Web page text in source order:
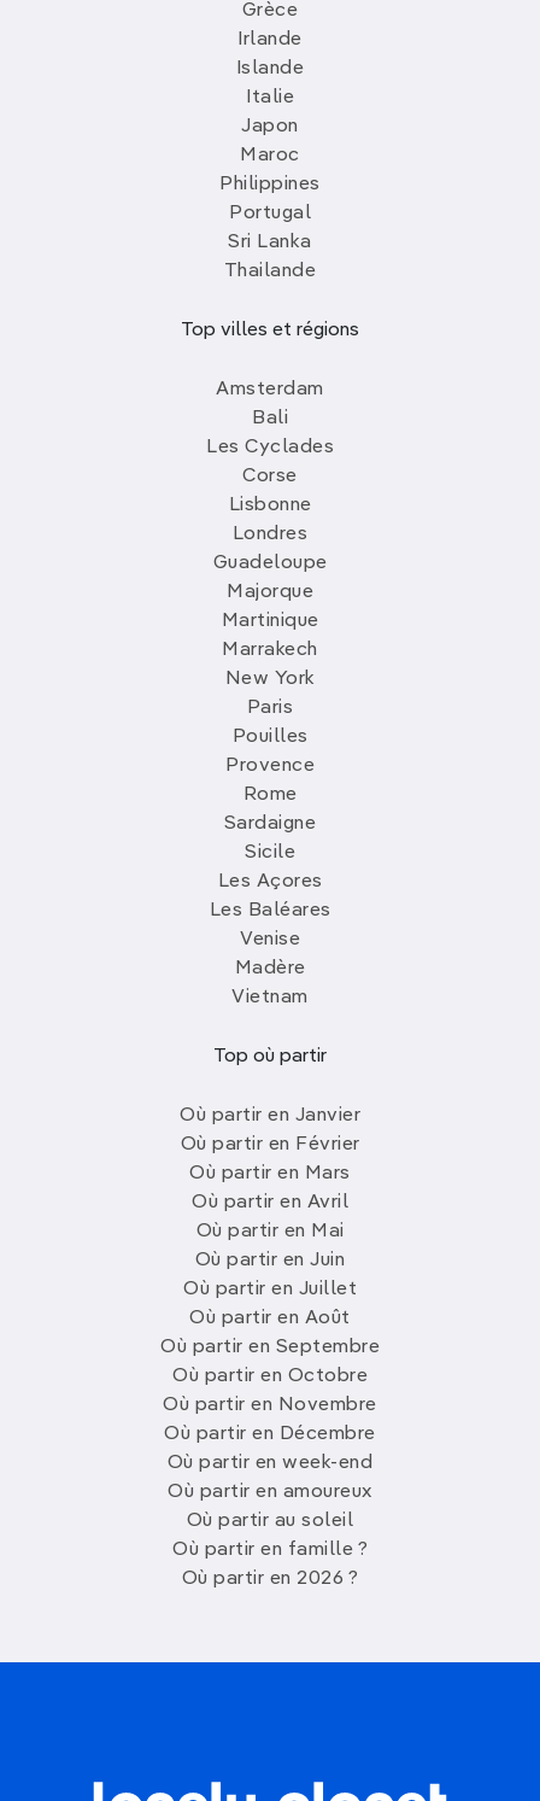
Grèce
Irlande
Islande
Italie
Japon
Maroc
Philippines
Portugal
Sri Lanka
Thailande
Top villes et régions
Amsterdam
Bali
Les Cyclades
Corse
Lisbonne
Londres
Guadeloupe
Majorque
Martinique
Marrakech
New York
Paris
Pouilles
Provence
Rome
Sardaigne
Sicile
Les Açores
Les Baléares
Venise
Madère
Vietnam
Top où partir
Où partir en Janvier
Où partir en Février
Où partir en Mars
Où partir en Avril
Où partir en Mai
Où partir en Juin
Où partir en Juillet
Où partir en Août
Où partir en Septembre
Où partir en Octobre
Où partir en Novembre
Où partir en Décembre
Où partir en week-end
Où partir en amoureux
Où partir au soleil
Où partir en famille ?
Où partir en 2026 ?